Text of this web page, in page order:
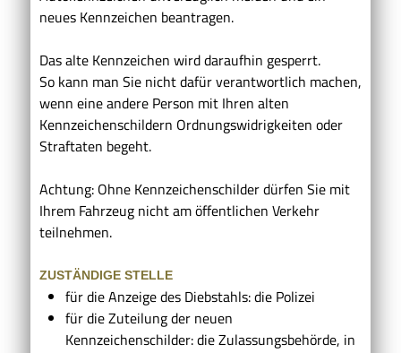
neues Kennzeichen beantragen.
Das alte Kennzeichen wird daraufhin gesperrt.
So kann man Sie nicht dafür verantwortlich machen,
wenn eine andere Person mit Ihren alten
Kennzeichenschildern Ordnungswidrigkeiten oder
Straftaten begeht.
Achtung: Ohne Kennzeichenschilder dürfen Sie mit
Ihrem Fahrzeug nicht am öffentlichen Verkehr
teilnehmen.
ZUSTÄNDIGE STELLE
für die Anzeige des Diebstahls: die Polizei
für die Zuteilung der neuen
Kennzeichenschilder: die Zulassungsbehörde, in